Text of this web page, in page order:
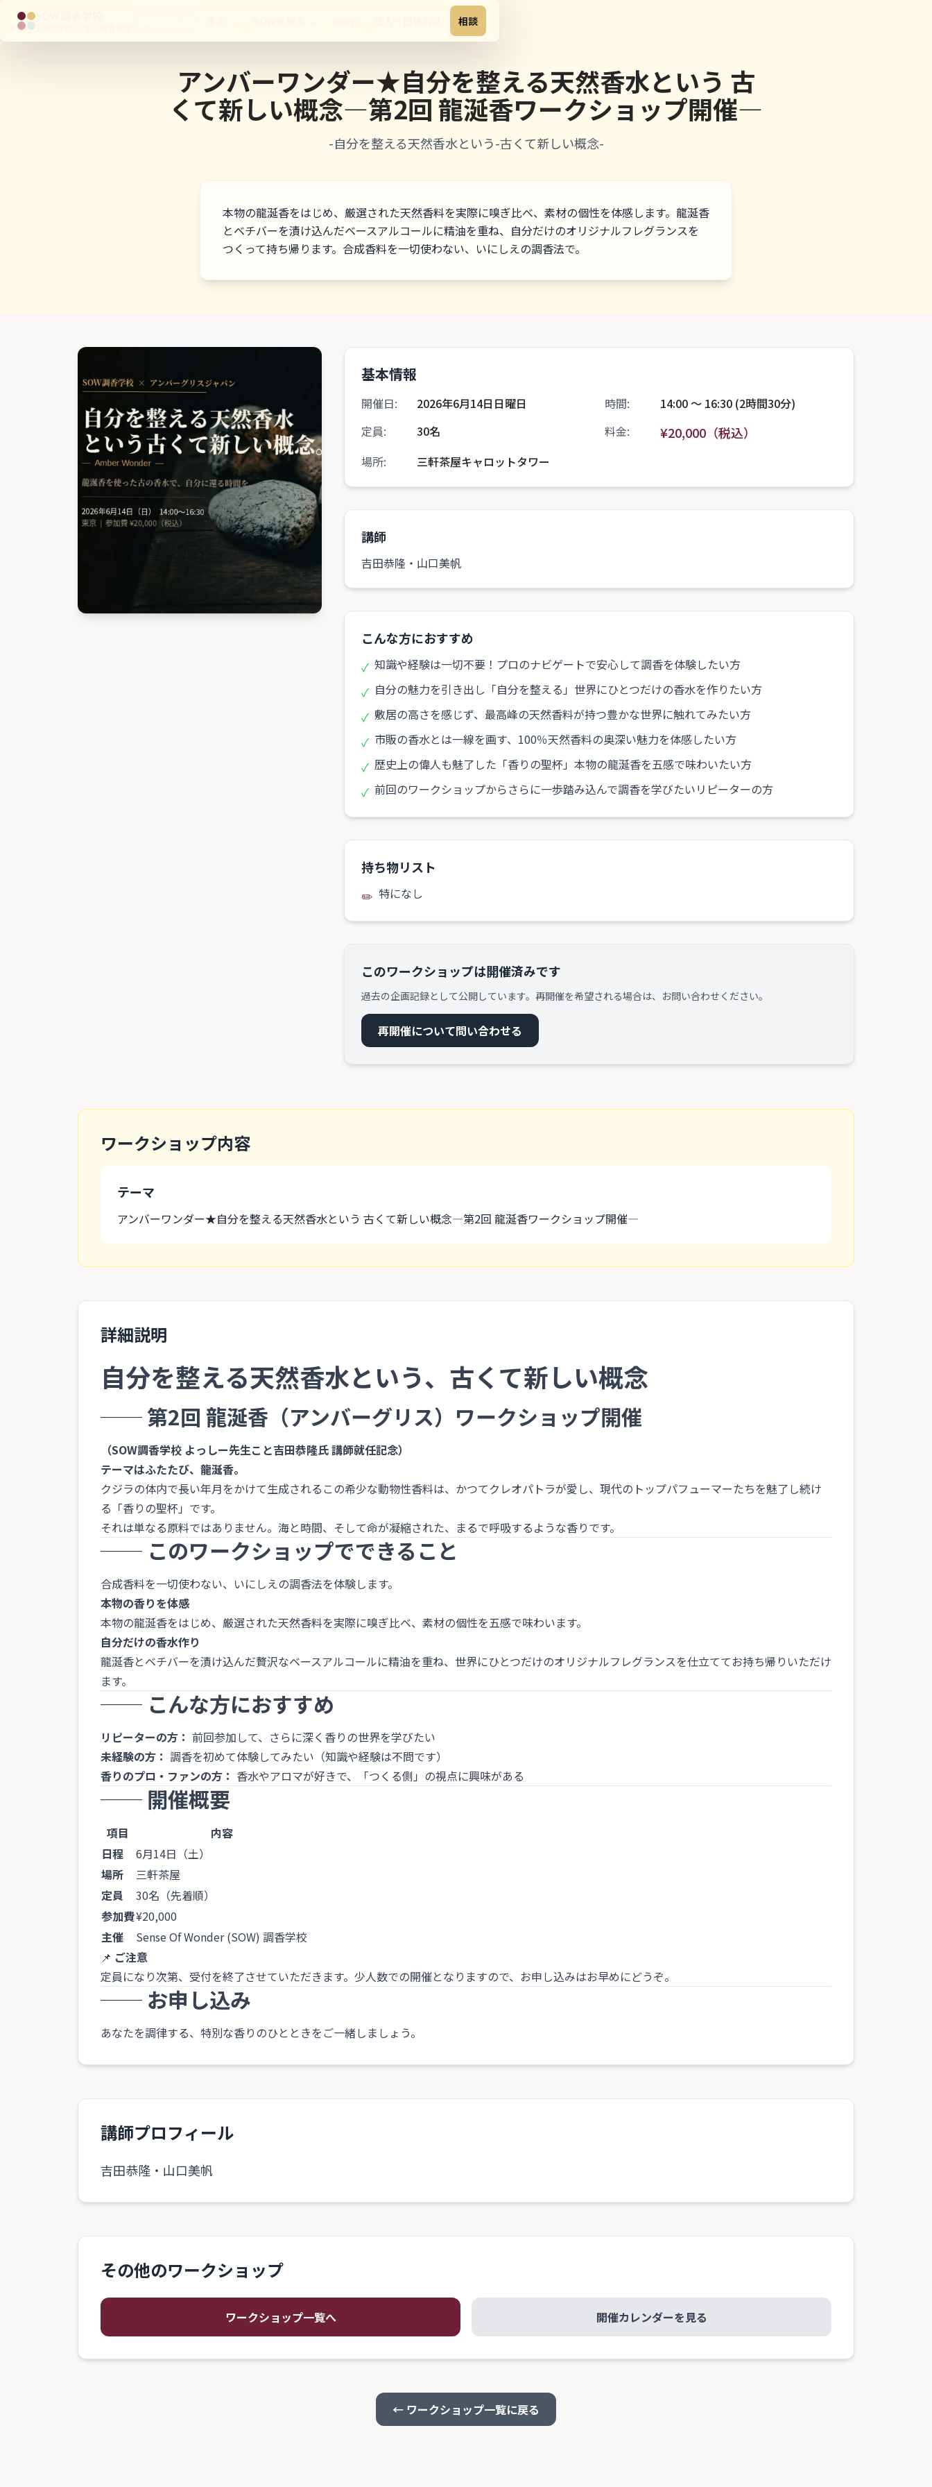
相談
アンバーワンダー★自分を整える天然香水という 古
くて新しい概念―第2回 龍涎香ワークショップ開催―
-自分を整える天然香水という-古くて新しい概念-
本物の龍涎香をはじめ、厳選された天然香料を実際に嗅ぎ比べ、素材の個性を体感します。龍涎香
とベチバーを漬け込んだベースアルコールに精油を重ね、自分だけのオリジナルフレグランスを
つくって持ち帰ります。合成香料を一切使わない、いにしえの調香法で。
基本情報
開催日: 2026年6月14日日曜日 時間:
14:00 〜 16:30 (2時間30分)
定員:
30名 料金: ¥20,000（税込）
場所: 三軒茶屋キャロットタワー
講師
吉田恭隆・山口美帆
こんな方におすすめ
✓ 知識や経験は一切不要！プロのナビゲートで安心して調香を体験したい方
✓ 自分の魅力を引き出し「自分を整える」世界にひとつだけの香水を作りたい方
✓ 敷居の高さを感じず、最高峰の天然香料が持つ豊かな世界に触れてみたい方
✓ 市販の香水とは一線を画す、100％天然香料の奥深い魅力を体感したい方
✓ 歴史上の偉人も魅了した「香りの聖杯」本物の龍涎香を五感で味わいたい方
✓ 前回のワークショップからさらに一歩踏み込んで調香を学びたいリピーターの方
持ち物リスト
✏️ 特になし
このワークショップは開催済みです
過去の企画記録として公開しています。再開催を希望される場合は、お問い合わせください。
再開催について問い合わせる
ワークショップ内容
テーマ
アンバーワンダー★自分を整える天然香水という 古くて新しい概念―第2回 龍涎香ワークショップ開催―
詳細説明
自分を整える天然香水という、古くて新しい概念
── 第2回 龍涎香（アンバーグリス）ワークショップ開催
（SOW調香学校 よっしー先生こと吉田恭隆氏 講師就任記念）
テーマはふたたび、龍涎香。
クジラの体内で長い年月をかけて生成されるこの希少な動物性香料は、かつてクレオパトラが愛し、現代のトップパフューマーたちを魅了し続け
る「香りの聖杯」です。
それは単なる原料ではありません。海と時間、そして命が凝縮された、まるで呼吸するような香りです。
── このワークショップでできること
合成香料を一切使わない、いにしえの調香法を体験します。
本物の香りを体感
本物の龍涎香をはじめ、厳選された天然香料を実際に嗅ぎ比べ、素材の個性を五感で味わいます。
自分だけの香水作り
龍涎香とベチバーを漬け込んだ贅沢なベースアルコールに精油を重ね、世界にひとつだけのオリジナルフレグランスを仕立ててお持ち帰りいただけ
ます。
── こんな方におすすめ
リピーターの方： 前回参加して、さらに深く香りの世界を学びたい
未経験の方： 調香を初めて体験してみたい（知識や経験は不問です）
香りのプロ・ファンの方： 香水やアロマが好きで、「つくる側」の視点に興味がある
── 開催概要
項目
内容
日程
6月14日（土）
場所
三軒茶屋
定員
30名（先着順）
参加費¥20,000
主催
Sense Of Wonder (SOW) 調香学校
📌 ご注意
定員になり次第、受付を終了させていただきます。少人数での開催となりますので、お申し込みはお早めにどうぞ。
── お申し込み
あなたを調律する、特別な香りのひとときをご一緒しましょう。
講師プロフィール
吉田恭隆・山口美帆
その他のワークショップ
ワークショップ一覧へ 開催カレンダーを見る
← ワークショップ一覧に戻る